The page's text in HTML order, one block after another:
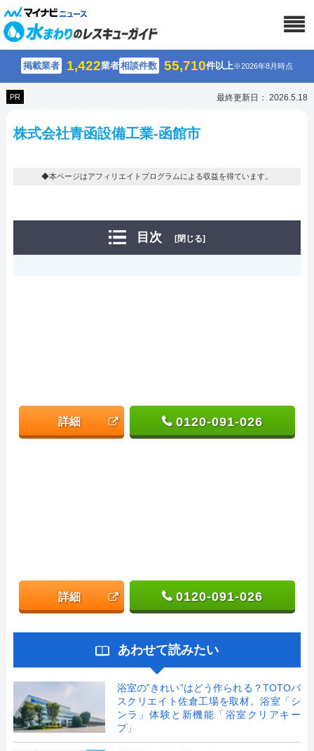
掲載業者 1,422業者相談件数 55,710件以上※2026年8月時点
PR 最終更新日： 2026.5.18
株式会社青函設備工業-函館市
◆本ページはアフィリエイトプログラムによる収益を得ています。
目次 [閉じる]
詳細 0120-091-026
詳細 0120-091-026
あわせて読みたい
浴室の”きれい”はどう作られる？TOTOバ
スクリエイト佐倉工場を取材。浴室「シ
ンラ」体験と新機能「浴室クリアキー
プ」